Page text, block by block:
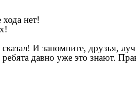
нет!
И запомните, друзья,
давно уже это знают.